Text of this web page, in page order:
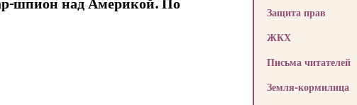
Защита прав
ЖКХ
Письма читателей
Земля-кормилица